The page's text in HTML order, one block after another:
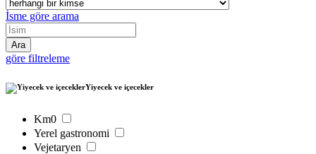
İsme göre arama
göre filtreleme
Yiyecek ve içecekler
Km0
Yerel gastronomi
Vejetaryen